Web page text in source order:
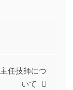
任技師につ
いて